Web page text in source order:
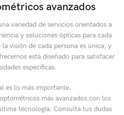
avanzados
variedad de servicios orientados a
y soluciones ópticas para cada
visión de cada persona es única, y
está diseñado para satisfacer
específicas.
es lo más importante.
más avanzados con los
tecnología. Consulta tus dudas